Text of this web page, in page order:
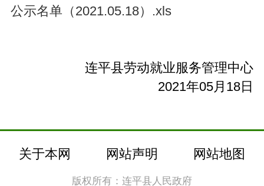
公示名单（2021.05.18）.xls
连平县劳动就业服务管理中心
2021年05月18日
关于本网 网站声明 网站地图
版权所有：连平县人民政府